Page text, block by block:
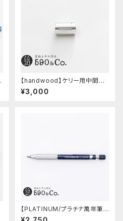
【handwood】ケリー用中間パ
ーツ/カスタムグリップ (縦溝/超
超ジュラルミン)
¥3,000
【PLATINUM/プラチナ萬年筆】
PRO-USE 241 シャープペンシ